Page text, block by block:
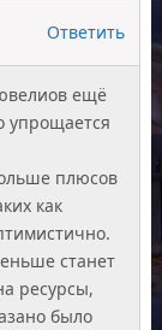
Ответить
ещё
упрощается
плюсов
как
станет
ресурсы,
было